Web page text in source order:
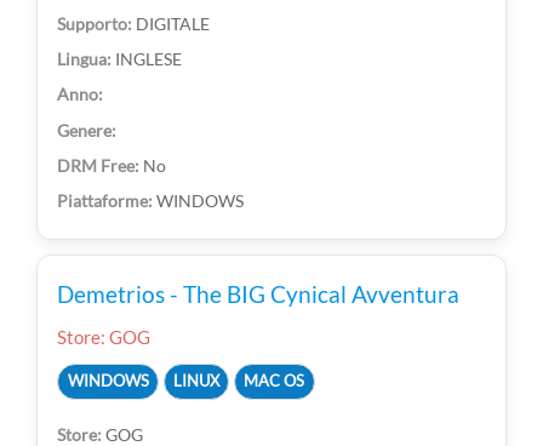
DIGITALE
INGLESE
No
WINDOWS
Demetrios - The BIG Cynical Avventura
Store: GOG
WINDOWS LINUX MAC OS
GOG